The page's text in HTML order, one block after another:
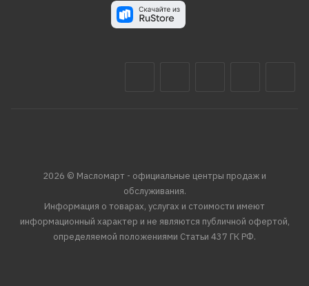
2026 © Масломарт - официальные центры продаж и
обслуживания.
Информация о товарах, услугах и стоимости имеют
информационный характер и не являются публичной офертой,
определяемой положениями Статьи 437 ГК РФ.